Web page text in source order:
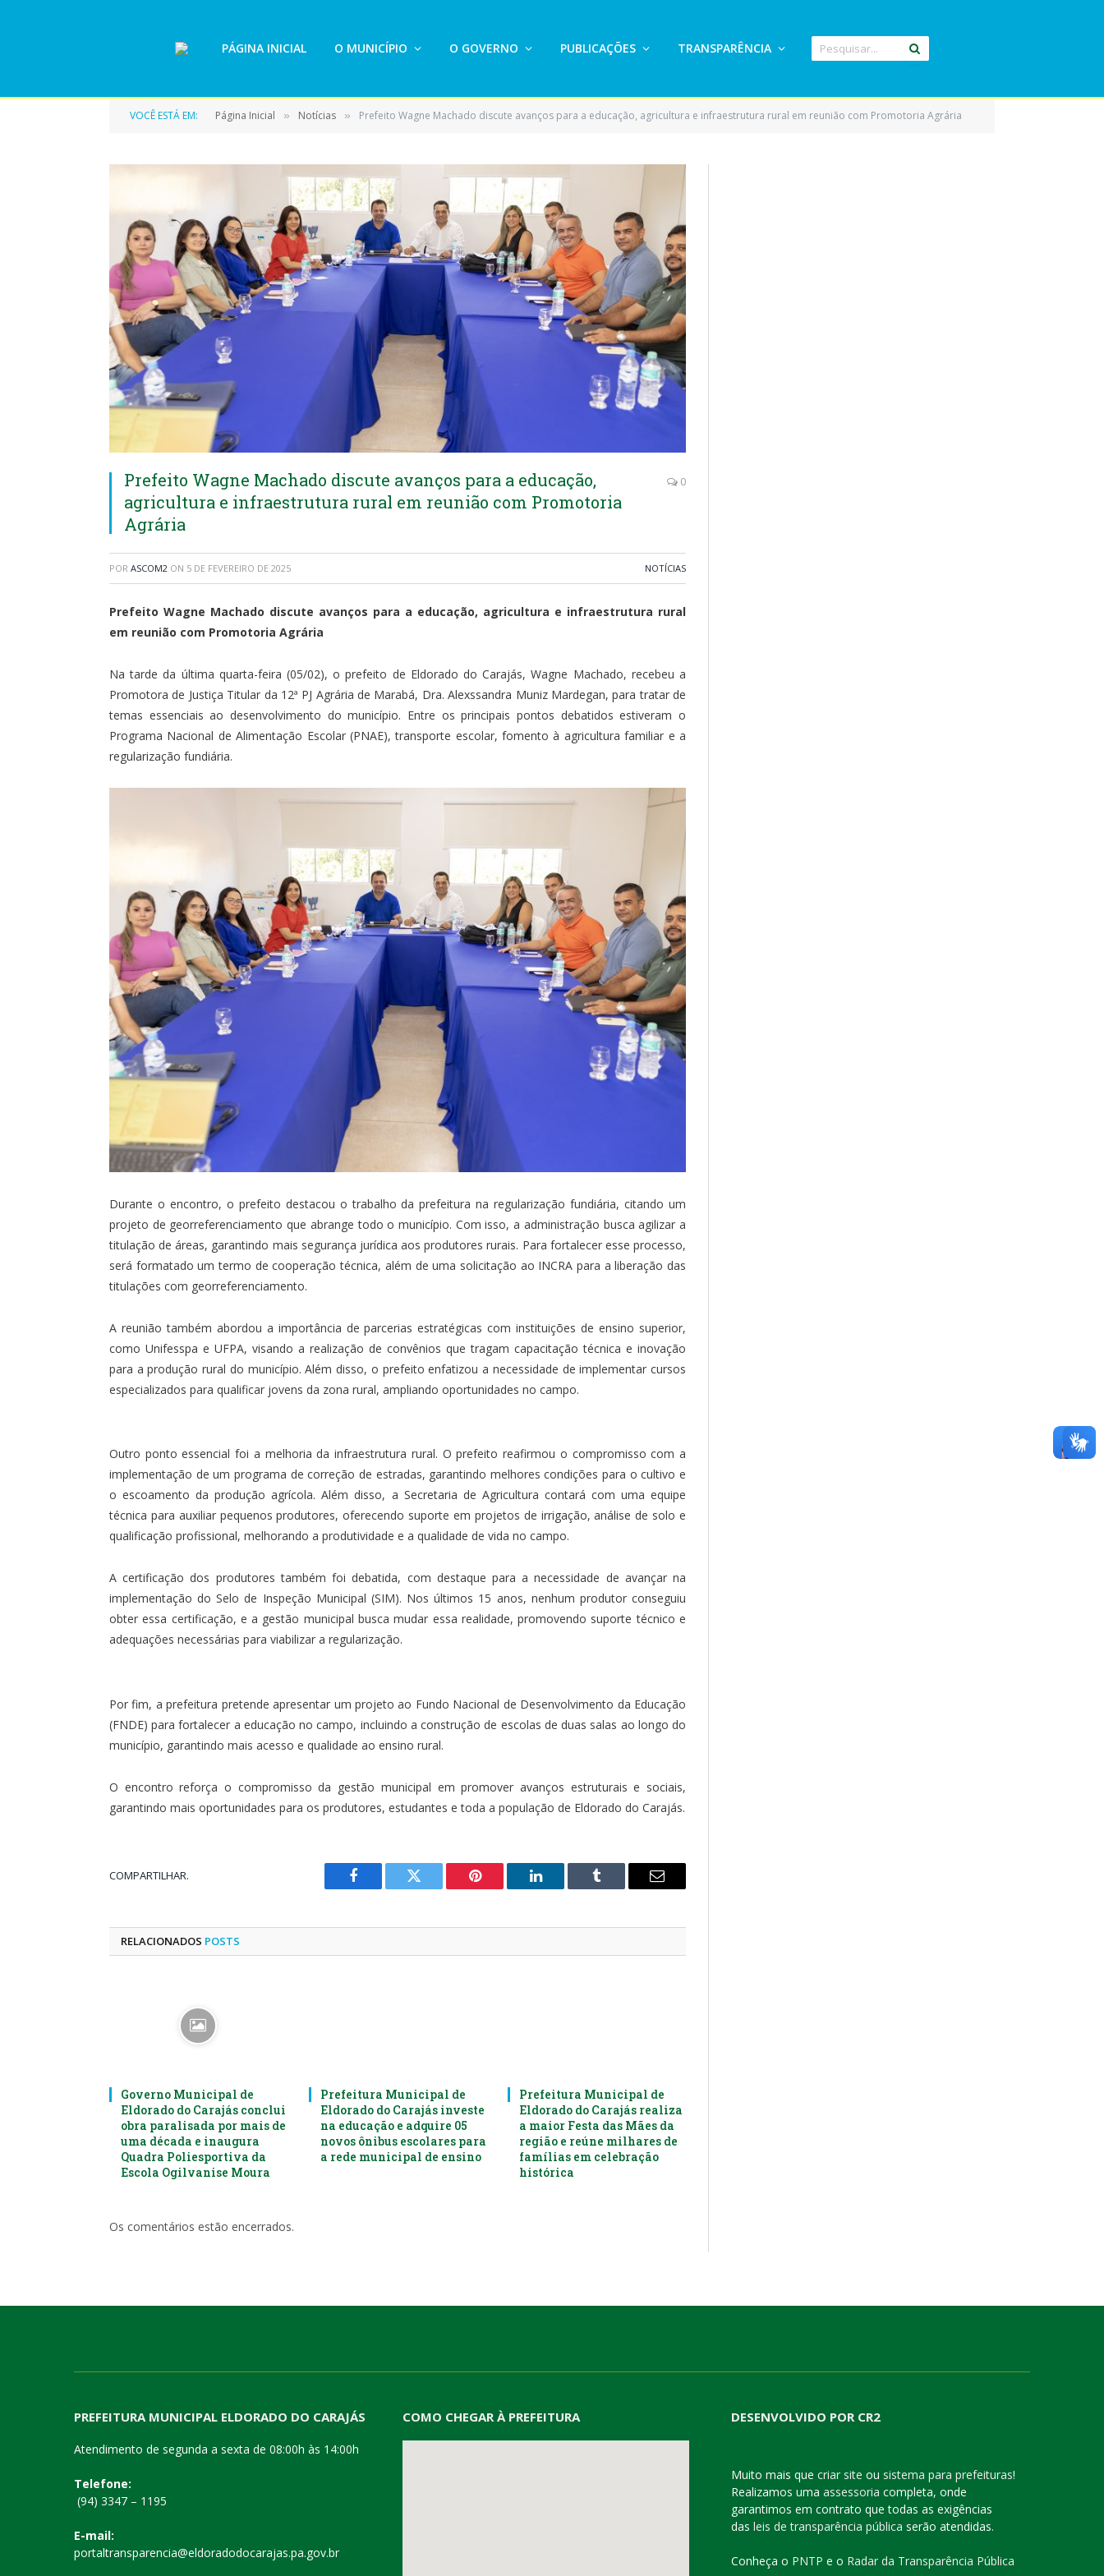
PÁGINA INICIAL O MUNICÍPIO O GOVERNO PUBLICAÇÕES TRANSPARÊNCIA
VOCÊ ESTÁ EM: Página Inicial » Notícias » Prefeito Wagne Machado discute avanços para a educação, agricultura e infraestrutura rural em reunião com Promotoria Agrária
Prefeito Wagne Machado discute avanços para a educação,
agricultura e infraestrutura rural em reunião com Promotoria
Agrária
0
POR ASCOM2 ON 5 DE FEVEREIRO DE 2025 NOTÍCIAS
Prefeito Wagne Machado discute avanços para a educação, agricultura e infraestrutura rural
em reunião com Promotoria Agrária
Na tarde da última quarta-feira (05/02), o prefeito de Eldorado do Carajás, Wagne Machado, recebeu a
Promotora de Justiça Titular da 12ª PJ Agrária de Marabá, Dra. Alexssandra Muniz Mardegan, para tratar de
temas essenciais ao desenvolvimento do município. Entre os principais pontos debatidos estiveram o
Programa Nacional de Alimentação Escolar (PNAE), transporte escolar, fomento à agricultura familiar e a
regularização fundiária.
Durante o encontro, o prefeito destacou o trabalho da prefeitura na regularização fundiária, citando um
projeto de georreferenciamento que abrange todo o município. Com isso, a administração busca agilizar a
titulação de áreas, garantindo mais segurança jurídica aos produtores rurais. Para fortalecer esse processo,
será formatado um termo de cooperação técnica, além de uma solicitação ao INCRA para a liberação das
titulações com georreferenciamento.
A reunião também abordou a importância de parcerias estratégicas com instituições de ensino superior,
como Unifesspa e UFPA, visando a realização de convênios que tragam capacitação técnica e inovação
para a produção rural do município. Além disso, o prefeito enfatizou a necessidade de implementar cursos
especializados para qualificar jovens da zona rural, ampliando oportunidades no campo.
Outro ponto essencial foi a melhoria da infraestrutura rural. O prefeito reafirmou o compromisso com a
implementação de um programa de correção de estradas, garantindo melhores condições para o cultivo e
o escoamento da produção agrícola. Além disso, a Secretaria de Agricultura contará com uma equipe
técnica para auxiliar pequenos produtores, oferecendo suporte em projetos de irrigação, análise de solo e
qualificação profissional, melhorando a produtividade e a qualidade de vida no campo.
A certificação dos produtores também foi debatida, com destaque para a necessidade de avançar na
implementação do Selo de Inspeção Municipal (SIM). Nos últimos 15 anos, nenhum produtor conseguiu
obter essa certificação, e a gestão municipal busca mudar essa realidade, promovendo suporte técnico e
adequações necessárias para viabilizar a regularização.
Por fim, a prefeitura pretende apresentar um projeto ao Fundo Nacional de Desenvolvimento da Educação
(FNDE) para fortalecer a educação no campo, incluindo a construção de escolas de duas salas ao longo do
município, garantindo mais acesso e qualidade ao ensino rural.
O encontro reforça o compromisso da gestão municipal em promover avanços estruturais e sociais,
garantindo mais oportunidades para os produtores, estudantes e toda a população de Eldorado do Carajás.
COMPARTILHAR.
Facebook Twitter Pinterest LinkedIn Tumblr
E-
RELACIONADOS POSTS
Governo Municipal de
Eldorado do Carajás conclui
obra paralisada por mais de
uma década e inaugura
Quadra Poliesportiva da
Escola Ogilvanise Moura
Prefeitura Municipal de
Eldorado do Carajás investe
na educação e adquire 05
novos ônibus escolares para
a rede municipal de ensino
Prefeitura Municipal de
Eldorado do Carajás realiza
a maior Festa das Mães da
região e reúne milhares de
famílias em celebração
histórica
Os comentários estão encerrados.
PREFEITURA MUNICIPAL ELDORADO DO CARAJÁS
Atendimento de segunda a sexta de 08:00h às 14:00h
Telefone:
(94) 3347 – 1195
E-mail:
portaltransparencia@eldoradodocarajas.pa.gov.br
COMO CHEGAR À PREFEITURA DESENVOLVIDO POR CR2
Muito mais que criar site ou sistema para prefeituras!
Realizamos uma assessoria completa, onde
garantimos em contrato que todas as exigências
das leis de transparência pública serão atendidas.
Conheça o PNTP e o Radar da Transparência Pública